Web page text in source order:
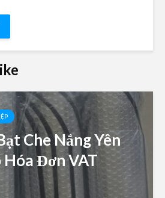
Che Nắng Yên
Hóa Đơn VAT